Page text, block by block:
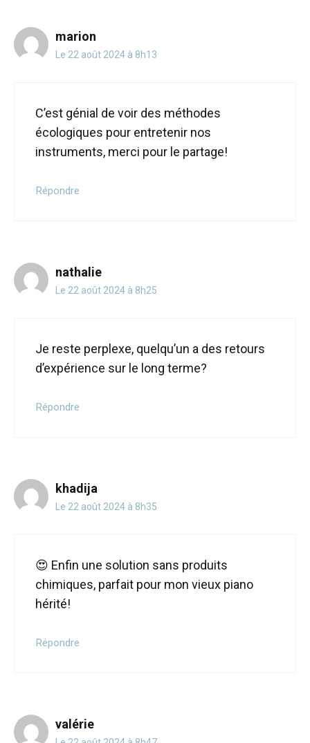
marion
Le 22 août 2024 à 8h13
C’est génial de voir des méthodes
écologiques pour entretenir nos
instruments, merci pour le partage!
Répondre
nathalie
Le 22 août 2024 à 8h25
Je reste perplexe, quelqu’un a des retours
d’expérience sur le long terme?
Répondre
khadija
Le 22 août 2024 à 8h35
😍 Enfin une solution sans produits
chimiques, parfait pour mon vieux piano
hérité!
Répondre
valérie